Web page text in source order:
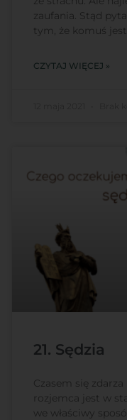
zaufania. Stąd
tym, że komuś
CZYTAJ WIĘCEJ »
21. Sędzia
Czasem się
rozjemca jest w
we właściwy